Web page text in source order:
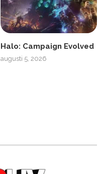
Halo: Campaign Evolved
augusti 5, 2026